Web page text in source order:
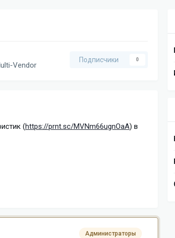
Vendor
Подписчики 0
(https://prnt.sc/MVNm66ugnOaA) в
Администраторы